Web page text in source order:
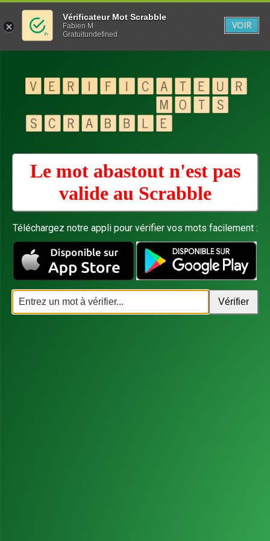
Le mot abastout n'est pas
valide au Scrabble
Téléchargez notre appli pour vérifier vos mots facilement :
Vérificateur Mot Scrabble
Fabien M
Gratuitundefined
VOIR